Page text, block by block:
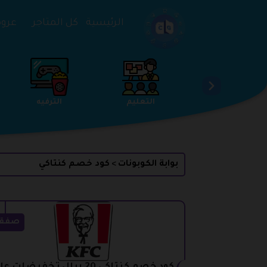
الرئيسية كل المتاجر
التعليم الجمال والعناية الخدمات
بوابة الكوبونات > كود خصم كنتاكي